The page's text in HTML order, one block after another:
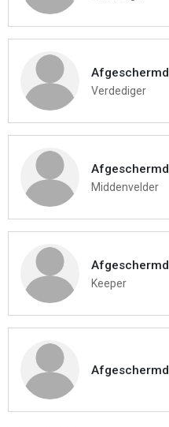
Afgeschermd
Verdediger
Afgeschermd
Middenvelder
Afgeschermd
Keeper
Afgeschermd